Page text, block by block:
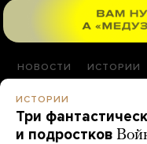
НОВОСТИ ИСТОРИИ
ИСТОРИИ
Три
и подростков